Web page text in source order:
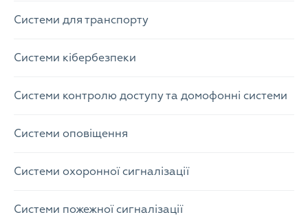
Системи для транспорту
Системи кібербезпеки
Системи контролю доступу та домофонні системи
Системи оповіщення
Системи охоронної сигналізації
Системи пожежної сигналізації